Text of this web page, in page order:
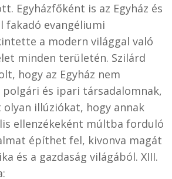
Egyházfőként is az Egyház és
fakadó evangéliumi
a modern világgal való
minden területén. Szilárd
hogy az Egyház nem
és ipari társadalomnak,
illúziókat, hogy annak
ellenzékeként múltba forduló
építhet fel, kivonva magát
és a gazdaság világából. XIII.